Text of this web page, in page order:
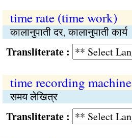
time rate (time work)
कालानुपाती दर, कालानुपाती कार्य
:
time recording machine
समय लेखित्र
: